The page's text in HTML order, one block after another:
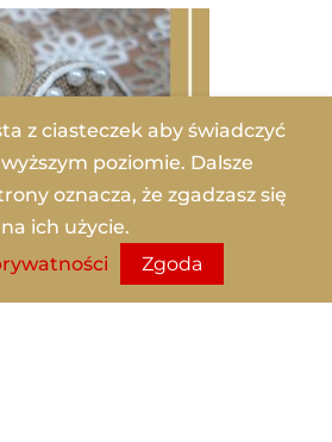
z ciasteczek aby świadczyć
poziomie. Dalsze
oznacza, że zgadzasz się
na ich użycie.
Zgoda